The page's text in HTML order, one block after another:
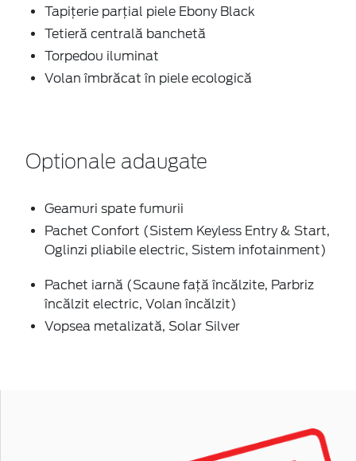
Tapițerie parţial piele Ebony Black
Tetieră centrală banchetă
Torpedou iluminat
Volan îmbrăcat în piele ecologică
Optionale adaugate
Geamuri spate fumurii
Pachet Confort (Sistem Keyless Entry & Start,
Oglinzi pliabile electric, Sistem infotainment)
Pachet iarnă (Scaune faţă încălzite, Parbriz
încălzit electric, Volan încălzit)
Vopsea metalizată, Solar Silver